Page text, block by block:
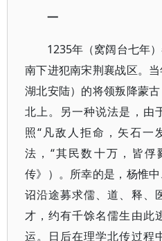
一
1235年（窝阔台七年
南下进犯南宋荆襄战区。
湖北安陆）的将领叛降蒙
北上。另一种说法是，由
照“凡敌人拒命，矢石一
法，“其民数十万，皆俘
传》）。所幸的是，杨惟
诏沿途募求儒、道、释、
才，约有千馀名儒生由此
运。日后在理学北传过程